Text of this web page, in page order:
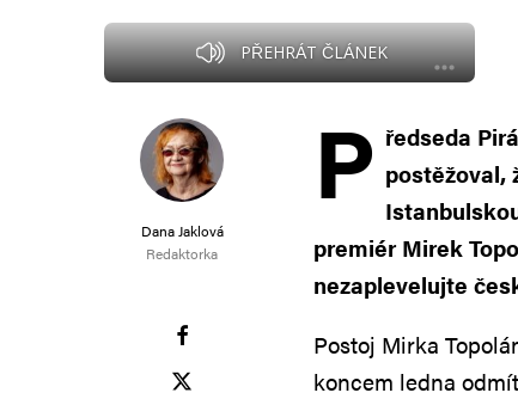
PŘEHRÁT ČLÁNEK
Dana Jaklová
Redaktorka
P ředseda
postěžoval,
premiér Mirek
nezaplevelujte
Postoj Mirka
koncem ledna